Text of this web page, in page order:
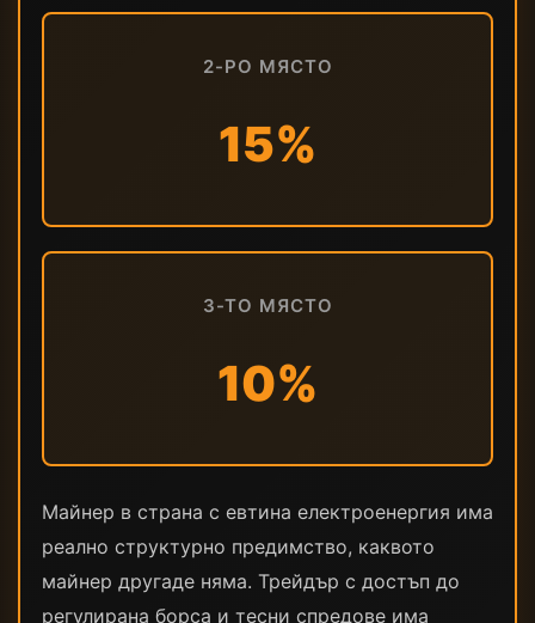
2-РО МЯСТО
15%
3-ТО МЯСТО
10%
Майнер в страна с евтина електроенергия има
реално структурно предимство, каквото
майнер другаде няма. Трейдър с достъп до
регулирана борса и тесни спредове има